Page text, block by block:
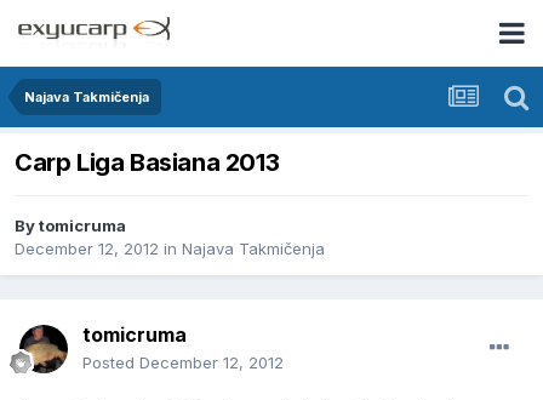
Najava Takmičenja
Carp Liga Basiana 2013
Bytomicruma
December 12, 2012 in Najava Takmičenja
tomicruma
Posted December 12, 2012